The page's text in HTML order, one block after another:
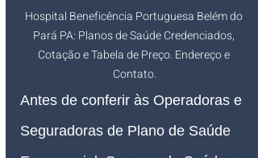
Hospital Beneficência Portuguesa Belém do
Pará PA: Planos de Saúde Credenciados,
Cotação e Tabela de Preço. Endereço e
Contato.
Antes de conferir às Operadoras e
Seguradoras de Plano de Saúde